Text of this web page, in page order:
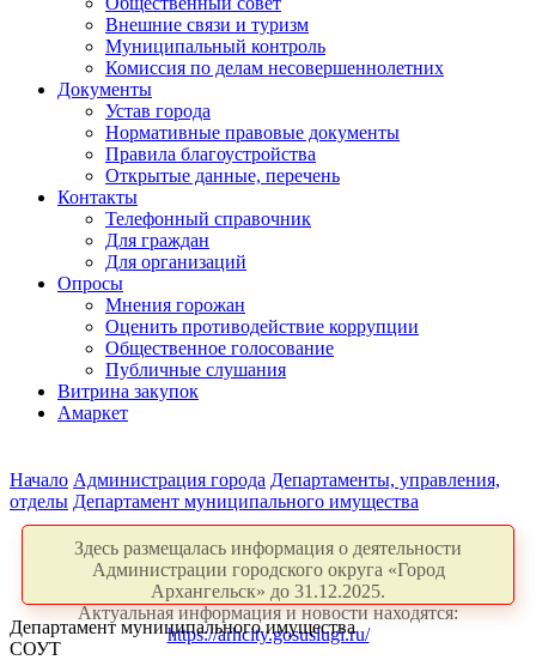
Внешние связи и туризм
Муниципальный контроль
Комиссия по делам несовершеннолетних
Документы
Устав города
Нормативные правовые документы
Правила благоустройства
Открытые данные, перечень
Контакты
Телефонный справочник
Для граждан
Для организаций
Опросы
Мнения горожан
Оценить противодействие коррупции
Общественное голосование
Публичные слушания
Витрина закупок
Амаркет
Начало Администрация города Департаменты, управления,
отделы Департамент муниципального имущества
Здесь размещалась информация о деятельности
Администрации городского округа «Город
Архангельск» до 31.12.2025.
Актуальная информация и новости находятся:
https://arhcity.gosuslugi.ru/
Департамент муниципального имущества
СОУТ